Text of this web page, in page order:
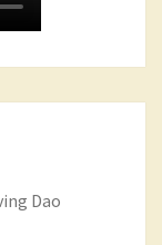
Dao